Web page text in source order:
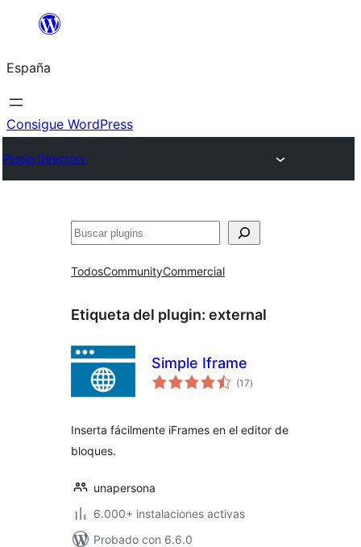
Saltar
contenido
España
Consigue WordPress
Plugin Directory
Buscar
TodosCommunityCommercial
Etiqueta del plugin: external
Simple Iframe
(17valoraciones
en
)
Inserta fácilmente iFrames en el editor de
bloques.
unapersona
6.000+ instalaciones activas
Probado con 6.6.0